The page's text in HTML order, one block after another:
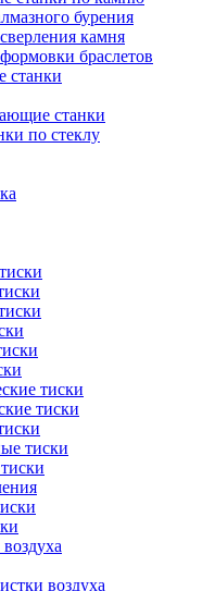
бурения
камня
браслетов
станки
станки
по стеклу
тиски
тиски
тиски
воздуха